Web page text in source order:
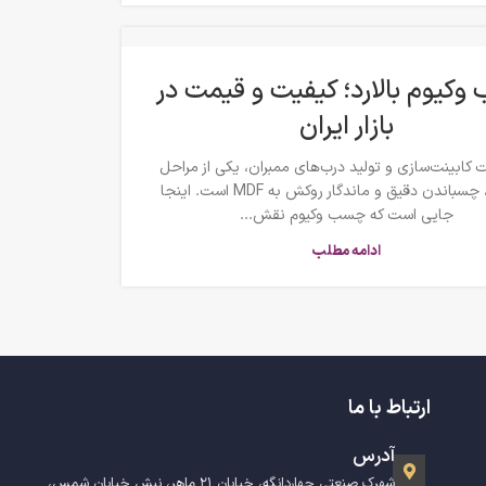
بالارد؛ کیفیت و قیمت در
بازار ایران
کابینت‌سازی و تولید درب‌های ممبران، یکی از مراحل
حساس، چسباندن دقیق و ماندگار روکش به MDF است. اینجا
جایی است که چسب وکیوم نقش...
ادامه مطلب
ارتباط با ما
آدرس